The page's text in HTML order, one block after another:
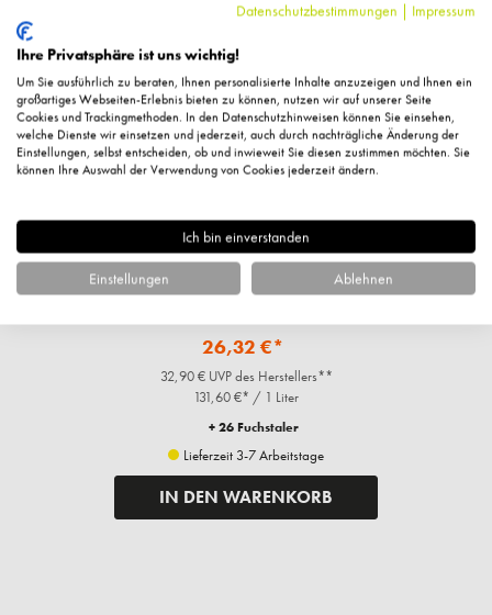
Klapp
Tan Maximizer After Sun Lotion, 200ml
26,32 €*
32,90 € UVP des Herstellers**
131,60 €* / 1 Liter
+ 26 Fuchstaler
Lieferzeit 3-7 Arbeitstage
IN DEN WARENKORB
Datenschutzbestimmungen | Impressum
Ihre Privatsphäre ist uns wichtig!
Um Sie ausführlich zu beraten, Ihnen personalisierte Inhalte anzuzeigen und Ihnen ein
großartiges Webseiten-Erlebnis bieten zu können, nutzen wir auf unserer Seite
Cookies und Trackingmethoden. In den Datenschutzhinweisen können Sie einsehen,
welche Dienste wir einsetzen und jederzeit, auch durch nachträgliche Änderung der
Einstellungen, selbst entscheiden, ob und inwieweit Sie diesen zustimmen möchten. Sie
können Ihre Auswahl der Verwendung von Cookies jederzeit ändern.
Ich bin einverstanden
Einstellungen Ablehnen